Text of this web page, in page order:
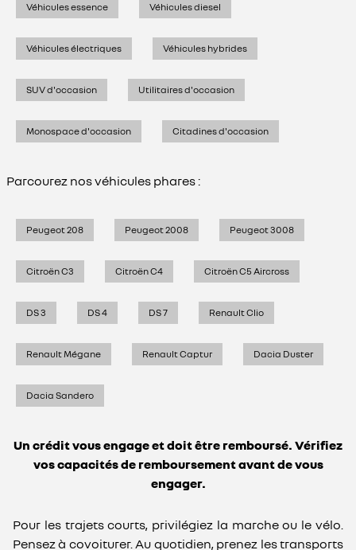
Véhicules essence Véhicules diesel
Véhicules électriques Véhicules hybrides
SUV d'occasion Utilitaires d'occasion
Monospace d'occasion Citadines d'occasion
Parcourez nos véhicules phares :
Peugeot 208 Peugeot 2008 Peugeot 3008
Citroën C3 Citroën C4 Citroën C5 Aircross
DS 3 DS 4 DS 7 Renault Clio
Renault Mégane Renault Captur Dacia Duster
Dacia Sandero
Un crédit vous engage et doit être remboursé. Vérifiez
vos capacités de remboursement avant de vous
engager.
Pour les trajets courts, privilégiez la marche ou le vélo.
Pensez à covoiturer. Au quotidien, prenez les transports